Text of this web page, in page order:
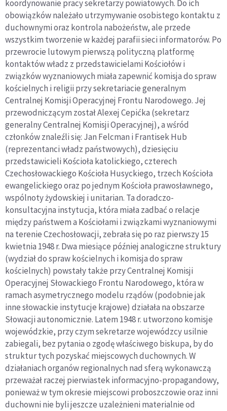
koordynowanie pracy sekretarzy powiatowych. Do ich
obowiązków należało utrzymywanie osobistego kontaktu z
duchownymi oraz kontrola nabożeństw, ale przede
wszystkim tworzenie w każdej parafii sieci informatorów. Po
przewrocie lutowym pierwszą polityczną platformę
kontaktów władz z przedstawicielami Kościołów i
związków wyznaniowych miała zapewnić komisja do spraw
kościelnych i religii przy sekretariacie generalnym
Centralnej Komisji Operacyjnej Frontu Narodowego. Jej
przewodniczącym zostałAlexej Cepićka (sekretarz
generalny Centralnej Komisji Operacyjnej), a wśród
członków znaleźli się: Jan Felcman i Frantisek Hub
(reprezentanci władz państwowych), dziesięciu
przedstawicieli Kościoła katolickiego, czterech
Czechosłowackiego Kościoła Husyckiego, trzech Kościoła
ewangelickiego oraz po jednym Kościoła prawosławnego,
wspólnotyżydowskiej i unitarian. Ta doradczo-
konsultacyjna instytucja, która miała zadbaćo relacje
między państwem a Kościołami i związkami wyznaniowymi
na terenie Czechosłowacji, zebrała siępo raz pierwszy 15
kwietnia 1948 r. Dwa miesiące później analogiczne struktury
(wydziałdo spraw kościelnych i komisja do spraw
kościelnych) powstały także przy Centralnej Komisji
Operacyjnej Słowackiego Frontu Narodowego, która w
ramach asymetrycznego modelu rządów (podobnie jak
inne słowackie instytucje krajowe) działała na obszarze
Słowacji autonomicznie. Latem 1948 r. utworzono komisje
wojewódzkie, przy czym sekretarze wojewódzcy usilnie
zabiegali, bez pytania o zgodę właściwego biskupa, by do
struktur tych pozyskać miejscowych duchownych. W
działaniach organów regionalnych nad sferą wykonawczą
przeważał raczej pierwiastek informacyjno-propagandowy,
ponieważ w tym okresie miejscowi proboszczowie oraz inni
duchowni nie byli jeszcze uzależnieni materialnie od